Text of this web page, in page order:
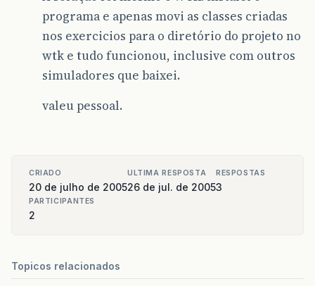
programa e apenas movi as classes criadas
nos exercicios para o diretório do projeto no
wtk e tudo funcionou, inclusive com outros
simuladores que baixei.
valeu pessoal.
CRIADO
20 de julho de 2005
ULTIMA RESPOSTA
26 de jul. de 2005
RESPOSTAS
3
PARTICIPANTES
2
Topicos relacionados